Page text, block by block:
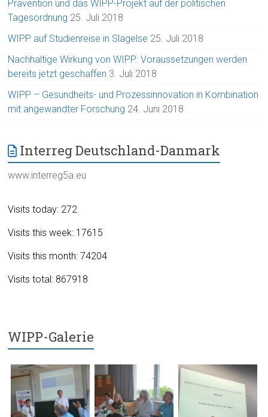
Prävention und das WIPP-Projekt auf der politischen
Tagesordnung 25. Juli 2018
WIPP auf Studienreise in Slagelse 25. Juli 2018
Nachhaltige Wirkung von WIPP: Voraussetzungen werden
bereits jetzt geschaffen 3. Juli 2018
WIPP – Gesundheits- und Prozessinnovation in Kombination
mit angewandter Forschung 24. Juni 2018
Interreg Deutschland-Danmark
www.interreg5a.eu
Visits today: 272
Visits this week: 17615
Visits this month: 74204
Visits total: 867918
WIPP-Galerie